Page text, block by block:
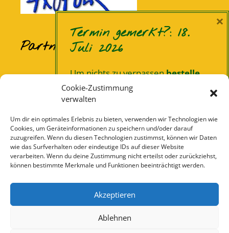
Cookie-Zustimmung
verwalten
Um dir ein optimales Erlebnis zu bieten, verwenden wir Technologien wie
Cookies, um Geräteinformationen zu speichern und/oder darauf
zuzugreifen. Wenn du diesen Technologien zustimmst, können wir Daten
wie das Surfverhalten oder eindeutige IDs auf dieser Website
verarbeiten. Wenn du deine Zustimmung nicht erteilst oder zurückziehst,
können bestimmte Merkmale und Funktionen beeinträchtigt werden.
Akzeptieren
Ablehnen
Partner und Sponsoren
Eiscafé Santaniello Bevergern
Borgel Elementbau
Wasser- und Schifffahrtsamt Rheine
Augenblick
Elektro Egelkamp
L&S Ton-, Licht und Videotechnik
Vordermark Getränke
Privatbrauerei A. Rolinck
Guinness & Kilkenny Brauereien
Termin gemerkt?: 18.
Juli 2026
Um nichts zu verpassenbestelle
unseren Newsletter.
wir Dich regelmäßig informieren …
Jetzt einschreiben!
Nur noch Deine Mailadresse
eintragen!
Adresse
×